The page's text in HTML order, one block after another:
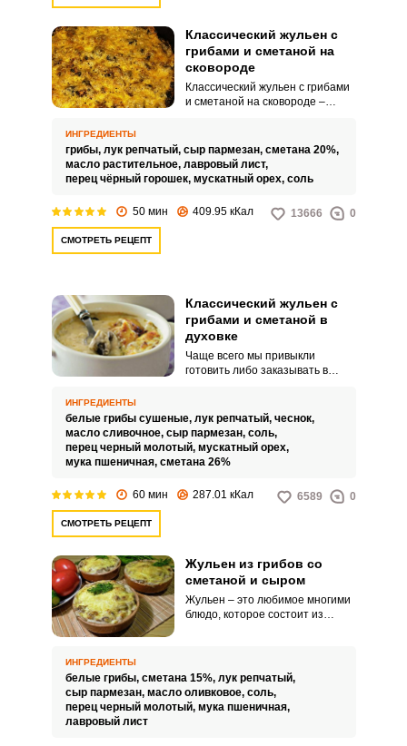
Классический жульен с
грибами и сметаной на
сковороде
Классический жульен с грибами
и сметаной на сковороде –
лесных грибов под румяной
сырной корочкой – это предел
гастрономической фантазии.
добавлением мускатного ореха,
на его приготовление уходит не
станет отличным дополнением к
мясу на праздничном или
повседневном столе.
ИНГРЕДИЕНТЫ
грибы, лук репчатый, сыр пармезан, сметана 20%,
масло растительное, лавровый лист,
перец чёрный горошек, мускатный орех, соль
50 мин 409.95 кКал 13666 0
СМОТРЕТЬ РЕЦЕПТ
Классический жульен с
грибами и сметаной в
духовке
Чаще всего мы привыкли
готовить либо заказывать в
грибами и луком. Сегодня же мы
хотим предложить вам
классический рецепт жульена с
грибами и сметаной в духовке.
ИНГРЕДИЕНТЫ
белые грибы сушеные, лук репчатый, чеснок,
масло сливочное, сыр пармезан, соль,
перец черный молотый, мускатный орех,
мука пшеничная, сметана 26%
60 мин 287.01 кКал 6589 0
СМОТРЕТЬ РЕЦЕПТ
Жульен из грибов со
сметаной и сыром
Жульен – это любимое многими
блюдо, которое состоит из
сметаны или сливок. Жульен из
грибов со сметаной и сыром
запекается в небольших
формах в духовом шкафу под
ИНГРЕДИЕНТЫ
белые грибы, сметана 15%, лук репчатый,
сыр пармезан, масло оливковое, соль,
перец черный молотый, мука пшеничная,
лавровый лист